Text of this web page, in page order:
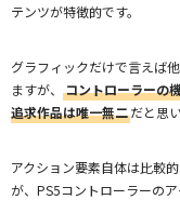
テンツが特徴的です。
グラフィックだけで言えば
ますが、
コントローラーの
追求作品は唯一無二だと思
アクション要素自体は比較
が、PS5コントローラーの